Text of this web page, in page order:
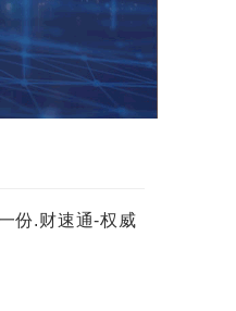
份.财速通-权威